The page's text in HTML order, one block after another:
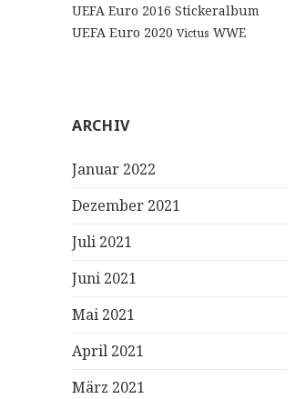
UEFA Euro 2016 Stickeralbum
UEFA Euro 2020 Victus WWE
ARCHIV
Januar 2022
Dezember 2021
Juli 2021
Juni 2021
Mai 2021
April 2021
März 2021